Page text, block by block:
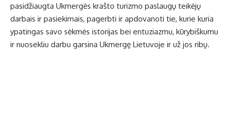
pasidžiaugta Ukmergės krašto turizmo paslaugų teikėjų
darbais ir pasiekimais, pagerbti ir apdovanoti tie, kurie kuria
ypatingas savo sėkmės istorijas bei entuziazmu, kūrybiškumu
ir nuosekliu darbu garsina Ukmergę Lietuvoje ir už jos ribų.